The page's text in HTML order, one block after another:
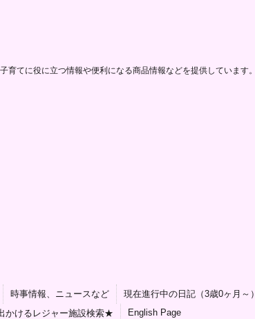
てに役に立つ情報や便利になる商品情報などを提供しています。
時事情報、ニュースなど
現在進行中の日記（3歳0ヶ月～）
かけるレジャー施設検索★ English Page